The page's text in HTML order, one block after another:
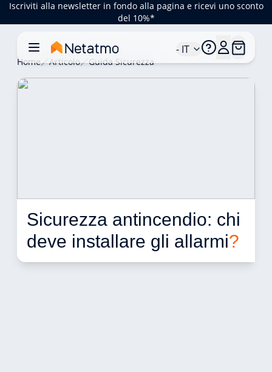
Iscriviti alla newsletter in fondo alla pagina e ricevi uno sconto
del 10%*
- IT
Home Articolo Guida Sicurezza
Sicurezza antincendio: chi
deve installare gli allarmi?